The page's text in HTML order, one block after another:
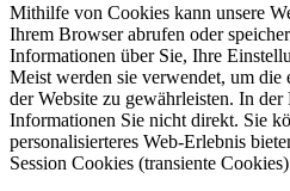
Mithilfe von Cookies kann unsere
Ihrem Browser abrufen oder
Informationen über Sie, Ihre
Meist werden sie verwendet, um die
der Website zu gewährleisten. In
Informationen Sie nicht direkt. Sie
personalisierteres Web-Erlebnis
Session Cookies (transiente Cookies)